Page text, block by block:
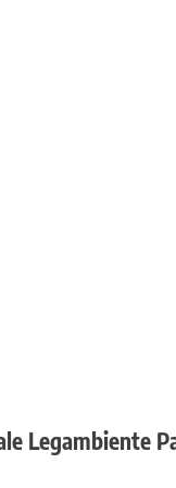
Legambiente